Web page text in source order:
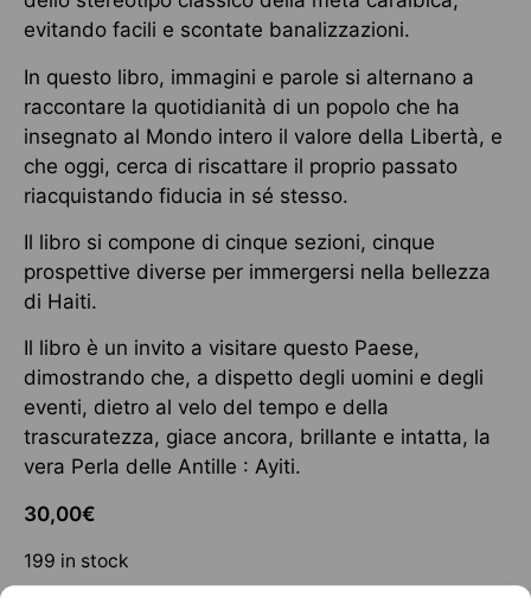
evitando facili e scontate banalizzazioni.
In questo libro, immagini e parole si alternano a
raccontare la quotidianità di un popolo che ha
insegnato al Mondo intero il valore della Libertà, e
che oggi, cerca di riscattare il proprio passato
riacquistando fiducia in sé stesso.
Il libro si compone di cinque sezioni, cinque
prospettive diverse per immergersi nella bellezza
di Haiti.
Il libro è un invito a visitare questo Paese,
dimostrando che, a dispetto degli uomini e degli
eventi, dietro al velo del tempo e della
trascuratezza, giace ancora, brillante e intatta, la
vera Perla delle Antille : Ayiti.
30,00€
199 in stock